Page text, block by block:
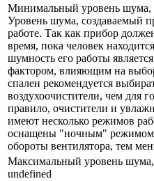
Минимальный уровень шума,
Уровень шума, создаваемый
работе. Так как прибор
время, пока человек
шумность его работы
фактором, влияющим на
спален рекомендуется
воздухоочистители, чем для
правило, очистители и
имеют несколько режимов
оснащены "ночным"
обороты вентилятора, тем
Максимальный уровень
undefined